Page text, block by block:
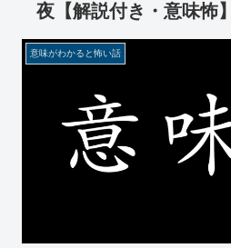
夜【解説付き・意味怖】
意味がわかると怖い話